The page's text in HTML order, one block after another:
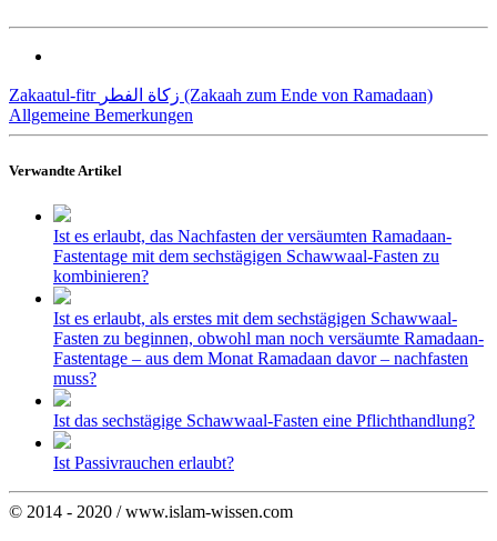
Zakaatul-fitr زكاة الفطر (Zakaah zum Ende von Ramadaan)
Allgemeine Bemerkungen
Verwandte Artikel
Ist es erlaubt, das Nachfasten der versäumten Ramadaan-
Fastentage mit dem sechstägigen Schawwaal-Fasten zu
kombinieren?
Ist es erlaubt, als erstes mit dem sechstägigen Schawwaal-
Fasten zu beginnen, obwohl man noch versäumte Ramadaan-
Fastentage – aus dem Monat Ramadaan davor – nachfasten
muss?
Ist das sechstägige Schawwaal-Fasten eine Pflichthandlung?
Ist Passivrauchen erlaubt?
© 2014 - 2020 / www.islam-wissen.com